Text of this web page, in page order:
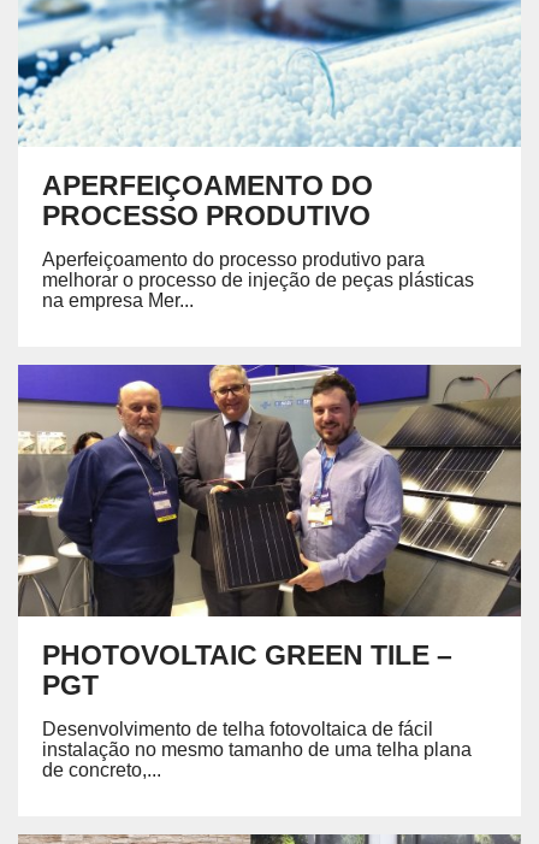
APERFEIÇOAMENTO DO
PROCESSO PRODUTIVO
Aperfeiçoamento do processo produtivo para
melhorar o processo de injeção de peças plásticas
na empresa Mer...
PHOTOVOLTAIC GREEN TILE –
PGT
Desenvolvimento de telha fotovoltaica de fácil
instalação no mesmo tamanho de uma telha plana
de concreto,...